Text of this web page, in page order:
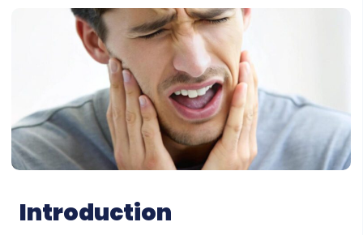
Introduction